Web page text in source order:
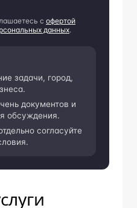
задачи, город,
документов и
обсуждения.
согласуйте